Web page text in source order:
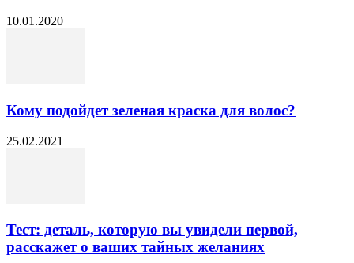
10.01.2020
Кому подойдет зеленая краска для волос?
25.02.2021
Тест: деталь, которую вы увидели первой,
расскажет о ваших тайных желаниях